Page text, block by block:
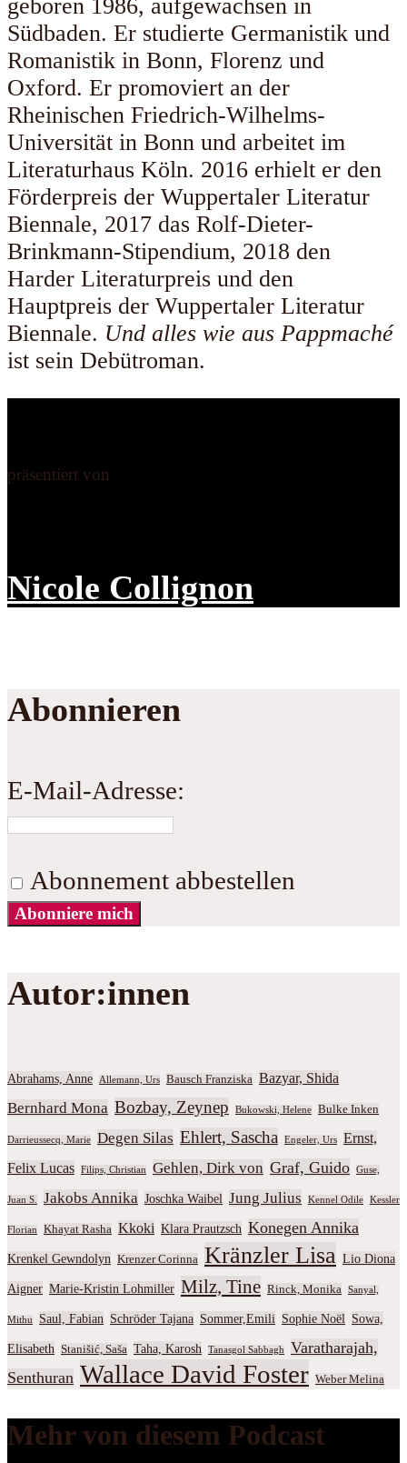
geboren 1986, aufgewachsen in
Südbaden. Er studierte Germanistik und
Romanistik in Bonn, Florenz und
Oxford. Er promoviert an der
Rheinischen Friedrich-Wilhelms-
Universität in Bonn und arbeitet im
Literaturhaus Köln. 2016 erhielt er den
Förderpreis der Wuppertaler Literatur
Biennale, 2017 das Rolf-Dieter-
Brinkmann-Stipendium, 2018 den
Harder Literaturpreis und den
Hauptpreis der Wuppertaler Literatur
Biennale. Und alles wie aus Pappmaché
ist sein Debütroman.
präsentiert von
Nicole Collignon
Abonnieren
E-Mail-Adresse:
Abonnement abbestellen
Abonniere mich
Autor:innen
Abrahams, Anne Allemann, Urs Bausch Franziska Bazyar, Shida
Bernhard Mona Bozbay, Zeynep Bukowski, Helene Bulke Inken
Darrieussecq, Marie Degen Silas Ehlert, Sascha Engeler, Urs
Ernst,
Felix Lucas
Filips, Christian Gehlen, Dirk von Graf, Guido Guse,
Juan S. Jakobs Annika Joschka Waibel Jung Julius Kennel Odile Kessler
Florian Khayat Rasha Kkoki Klara Prautzsch Konegen Annika
Krenkel Gewndolyn Krenzer Corinna Kränzler Lisa Lio Diona
Aigner Marie-Kristin Lohmiller Milz, Tine Rinck, Monika Sanyal,
Mithu Saul, Fabian Schröder Tajana Sommer,Emili Sophie Noël Sowa,
Elisabeth Stanišić, Saša Taha, Karosh Tanasgol Sabbagh
Varatharajah,
Senthuran Wallace David Foster Weber Melina
Mehr von diesem Podcast